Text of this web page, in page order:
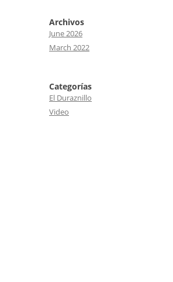
Archivos
June 2026
March 2022
Categorías
El Duraznillo
Video